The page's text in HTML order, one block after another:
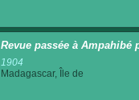
Revue passée à Ampahibé
1904
Madagascar, Île de